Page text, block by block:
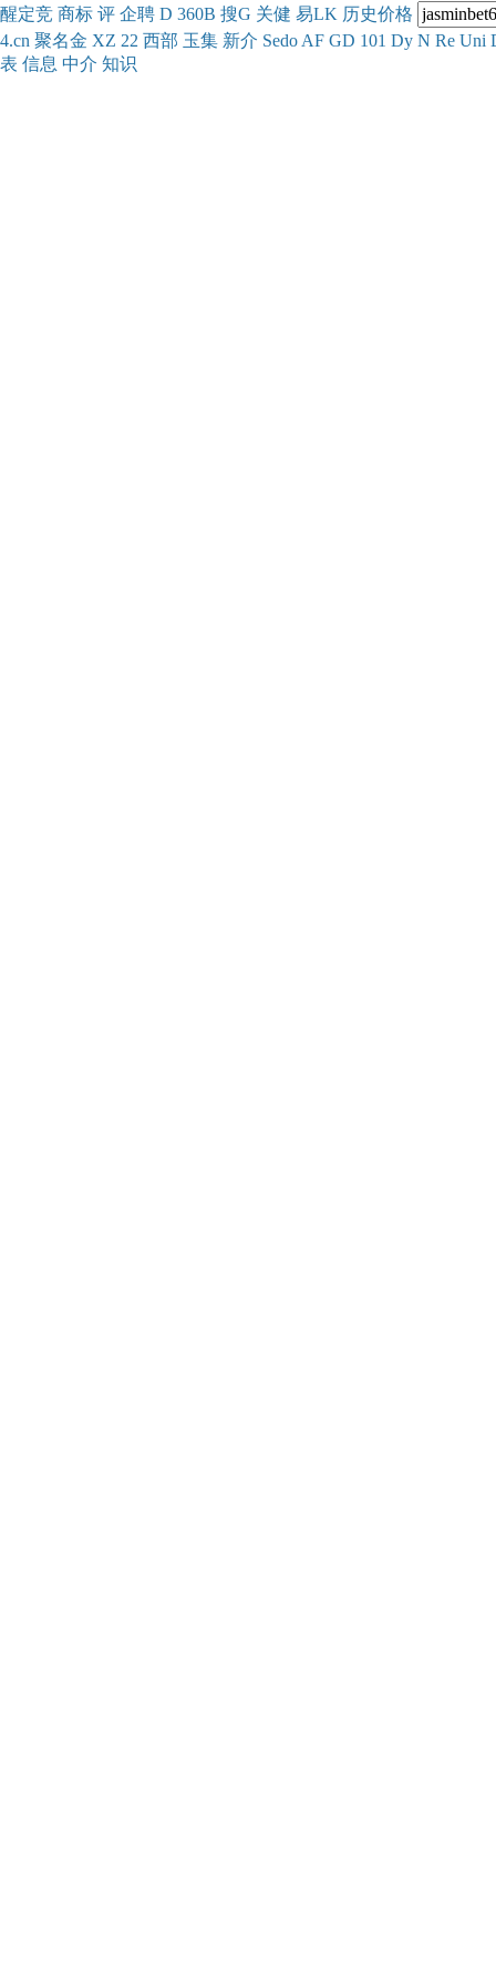
醒定竞 商标 评 企聘 D 360B 搜G 关健 易LK 历史价格
4.cn 聚名金 XZ 22 西部 玉集 新介 Sedo AF GD 101 Dy N Re Uni
表 信息 中介 知识